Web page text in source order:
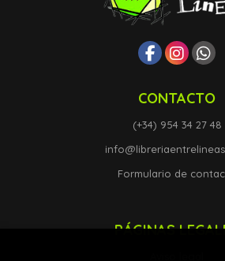
CONTACTO
(+34) 954 34 27 48
Formulario de
PÁGINAS